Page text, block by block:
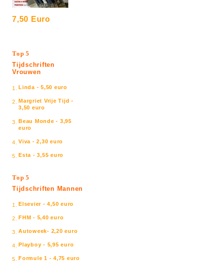
7,50 Euro
Top 5
Tijdschriften
Vrouwen
1. Linda - 5,50 euro
2. Margriet Vrije Tijd -
3,50 euro
3. Beau Monde - 3,95
euro
4. Viva - 2,30 euro
5. Esta - 3,55 euro
Top 5
Tijdschriften Mannen
1. Elsevier - 4,50 euro
2. FHM - 5,40 euro
3. Autoweek- 2,20 euro
4. Playboy - 5,95 euro
5. Formule 1 - 4,75 euro